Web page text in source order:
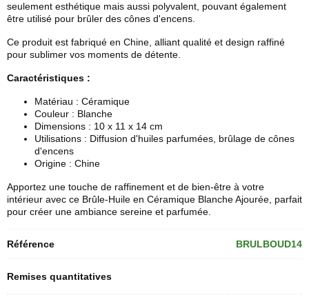
seulement esthétique mais aussi polyvalent, pouvant également
être utilisé pour brûler des cônes d'encens
Ce produit est fabriqué en Chine, alliant qualité et design raffiné
pour sublimer vos moments de détente.
Caractéristiques :
Matériau : Céramique
Couleur : Blanche
Dimensions : 10 x 11 x 14 cm
Utilisations : Diffusion d'huiles parfumées, brûlage de cônes
d'encens
Origine : Chine
Apportez une touche de raffinement et de bien-être à votre
intérieur avec ce Brûle-Huile en Céramique Blanche Ajourée, parfait
pour créer une ambiance sereine et parfumée.
Référence BRULBOUD14
Remises quantitatives